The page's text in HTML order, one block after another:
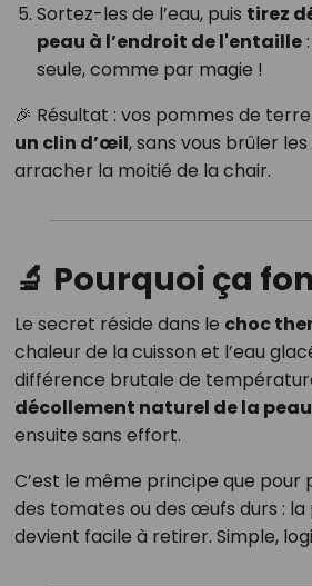
Sortez-les de l’eau, puis tirez
peau à l’endroit de l'entaille:
seule, comme par magie !
🎉 Résultat : vos pommes de
un clin d’œil, sans vous brûler
arracher la moitié de la chair.
🔬 Pourquoi ça
Le secret réside dans le choc
chaleur de la cuisson et l’eau
différence brutale de
décollement naturel de la peau
ensuite sans effort.
C’est le même principe que
des tomates ou des œufs durs :
devient facile à retirer. Simple,